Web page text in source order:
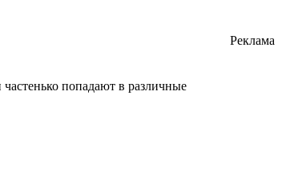
попадают в различные
Реклама